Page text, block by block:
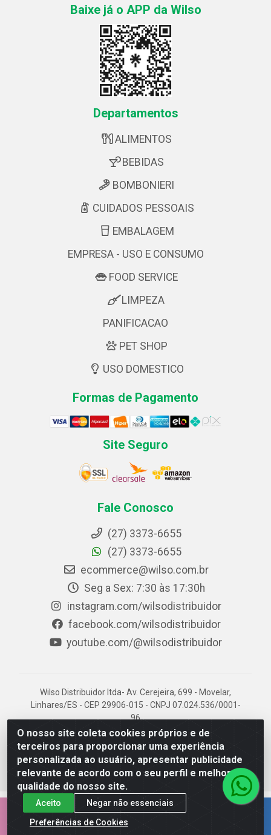
O nosso site coleta cookies próprios e de
terceiros para proporcionar uma experiência
personalizada ao usuário, apresentar publicidade
relevante de acordo com o seu perfil e melhorar a
qualidade do nosso site.
Aceito
Negar não essenciais
Preferências de Cookies
Baixe já o APP da Wilso
Departamentos
ALIMENTOS
BEBIDAS
BOMBONIERI
CUIDADOS PESSOAIS
EMBALAGEM
EMPRESA - USO E CONSUMO
FOOD SERVICE
LIMPEZA
PANIFICACAO
PET SHOP
USO DOMESTICO
Formas de Pagamento
Site Seguro
Fale Conosco
(27) 3373-6655
(27) 3373-6655
ecommerce@wilso.com.br
Seg a Sex: 7:30 às 17:30h
instagram.com/wilsodistribuidor
facebook.com/wilsodistribuidor
youtube.com/@wilsodistribuidor
Wilso Distribuidor ltda- Av. Cerejeira, 699 - Movelar,
Linhares/ES - CEP 29906-015 - CNPJ 07.024.536/0001-
96
EMPRESA 100% CAPIXABA.
AQUI É NOSSO TERRITÓRIO!